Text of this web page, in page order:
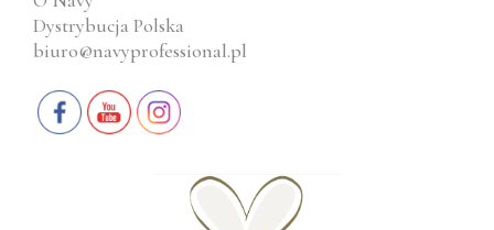
Dystrybucja Polska
biuro@navyprofessional.pl